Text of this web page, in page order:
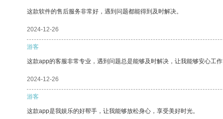
这款软件的售后服务非常好，遇到问题都能得到及时解决。
2024-12-26
游客
这款app的客服非常专业，遇到问题总是能够及时解决，让我能够安心工
2024-12-26
游客
这款app是我娱乐的好帮手，让我能够放松身心，享受美好时光。